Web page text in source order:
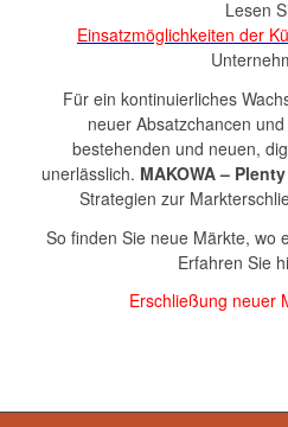
Lesen
Einsatzmöglichkeiten der
Für ein kontinuierliches
neuer Absatzchancen
bestehenden und neuen,
unerlässlich. MAKOWA –
Strategien zur
So finden Sie neue Märkte, wo
Erfahren Sie
Erschließung neuer